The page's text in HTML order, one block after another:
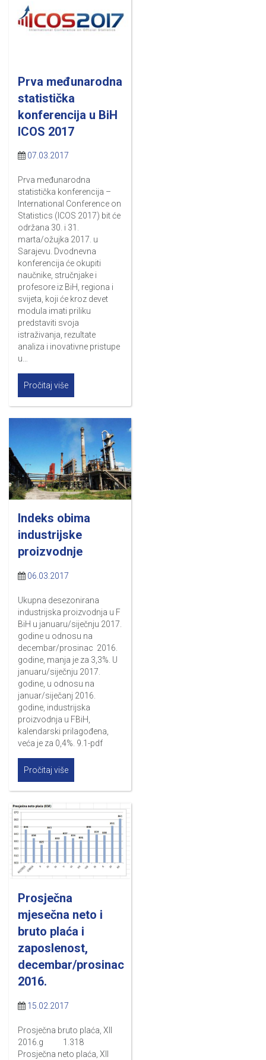
Prva međunarodna
statistička
konferencija u BiH
ICOS 2017
07.03.2017
Prva međunarodna
statistička konferencija –
International Conference on
Statistics (ICOS 2017) bit će
održana 30. i 31.
marta/ožujka 2017. u
Sarajevu. Dvodnevna
konferencija će okupiti
naučnike, stručnjake i
profesore iz BiH, regiona i
svijeta, koji će kroz devet
modula imati priliku
predstaviti svoja
istraživanja, rezultate
analiza i inovativne pristupe
u…
Pročitaj više
Indeks obima
industrijske
proizvodnje
06.03.2017
Ukupna desezonirana
industrijska proizvodnja u F
BiH u januaru/siječnju 2017.
godine u odnosu na
decembar/prosinac 2016.
godine, manja je za 3,3%. U
januaru/siječnju 2017.
godine, u odnosu na
januar/siječanj 2016.
godine, industrijska
proizvodnja u FBiH,
kalendarski prilagođena,
veća je za 0,4%. 9.1-pdf
Pročitaj više
Prosječna
mjesečna neto i
bruto plaća i
zaposlenost,
decembar/prosinac
2016.
15.02.2017
Prosječna bruto plaća, XII
2016.g 1.318
Prosječna neto plaća, XII